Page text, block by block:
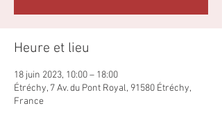
Heure et lieu
18 juin 2023, 10:00 – 18:00
Étréchy, 7 Av. du Pont Royal, 91580 Étréchy,
France